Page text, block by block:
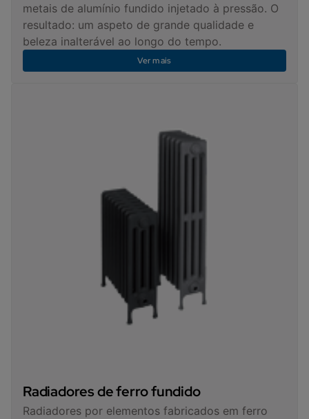
metais de alumínio fundido injetado à pressão. O
resultado: um aspeto de grande qualidade e
beleza inalterável ao longo do tempo.
Ver mais
Radiadores de ferro fundido
Radiadores por elementos fabricados em ferro